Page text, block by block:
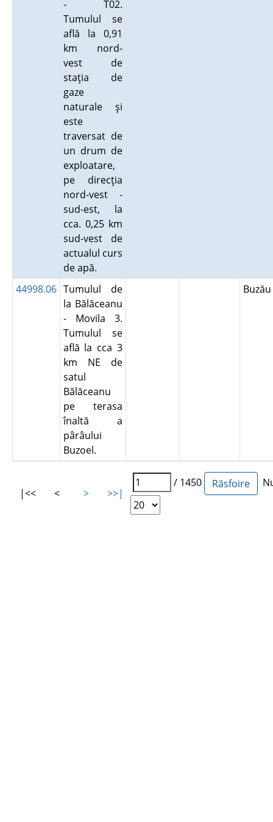
- T02.
Tumulul se
află la 0,91
km nord-
vest de
staţia de
gaze
naturale şi
este
traversat de
un drum de
exploatare,
pe direcţia
nord-vest -
sud-est, la
cca. 0,25 km
sud-vest de
actualul curs
de apă.
44998.06 Tumulul de
la Bălăceanu
- Movila 3.
Tumulul se
află la cca 3
km NE de
satul
Bălăceanu
pe terasa
înaltă a
pârâului
Buzoel.
|<< < > >>|
/ 1450